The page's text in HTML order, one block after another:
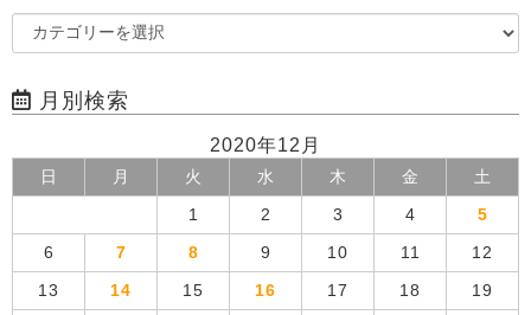
月別検索
2020年12月
日 月 火 水 木 金 土
1 2 3 4 5
6 7 8 9 10 11 12
13 14 15 16 17 18 19